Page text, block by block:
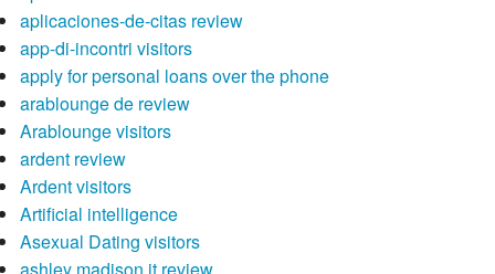
aplicaciones-de-citas review
app-di-incontri visitors
apply for personal loans over the phone
arablounge de review
Arablounge visitors
ardent review
Ardent visitors
Artificial intelligence
Asexual Dating visitors